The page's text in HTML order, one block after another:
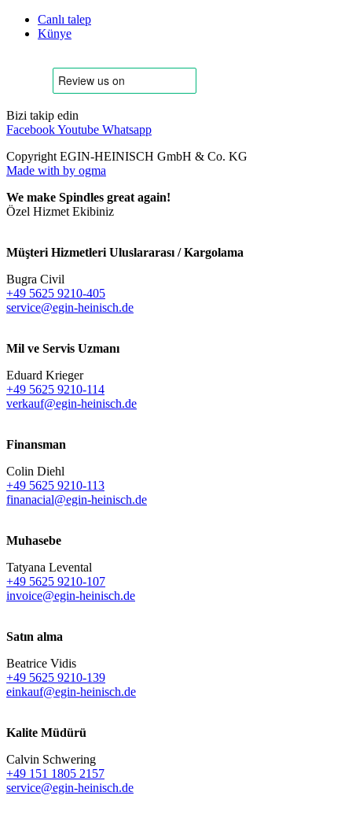
Canlı talep
Künye
Bizi takip edin
FacebookYoutube Whatsapp
Copyright EGIN-HEINISCH GmbH & Co. KG
Made with by ogma
We make Spindles great again!
Özel Hizmet Ekibiniz
Müşteri Hizmetleri Uluslararası / Kargolama
Bugra Civil
+49 5625 9210-405
service@egin-heinisch.de
Mil ve Servis Uzmanı
Eduard Krieger
+49 5625 9210-114
verkauf@egin-heinisch.de
Finansman
Colin Diehl
+49 5625 9210-113
finanacial@egin-heinisch.de
Muhasebe
Tatyana Levental
+49 5625 9210-107
invoice@egin-heinisch.de
Satın alma
Beatrice Vidis
+49 5625 9210-139
einkauf@egin-heinisch.de
Kalite Müdürü
Calvin Schwering
+49 151 1805 2157
service@egin-heinisch.de